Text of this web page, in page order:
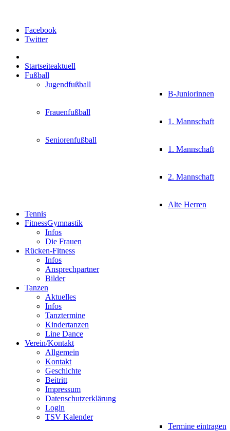
Facebook
Twitter
Startseiteaktuell
Fußball
Jugendfußball
B-Juniorinnen
Frauenfußball
1. Mannschaft
Seniorenfußball
1. Mannschaft
2. Mannschaft
Alte Herren
Tennis
FitnessGymnastik
Infos
Die Frauen
Rücken-Fitness
Infos
Ansprechpartner
Bilder
Tanzen
Aktuelles
Infos
Tanztermine
Kindertanzen
Line Dance
Verein/Kontakt
Allgemein
Kontakt
Geschichte
Beitritt
Impressum
Datenschutzerklärung
Login
TSV Kalender
Termine eintragen